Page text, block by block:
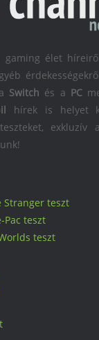
Stranger teszt
Pac teszt
teszt
gaming élet
Switch és a PC
hírek is helyet
exkluzív